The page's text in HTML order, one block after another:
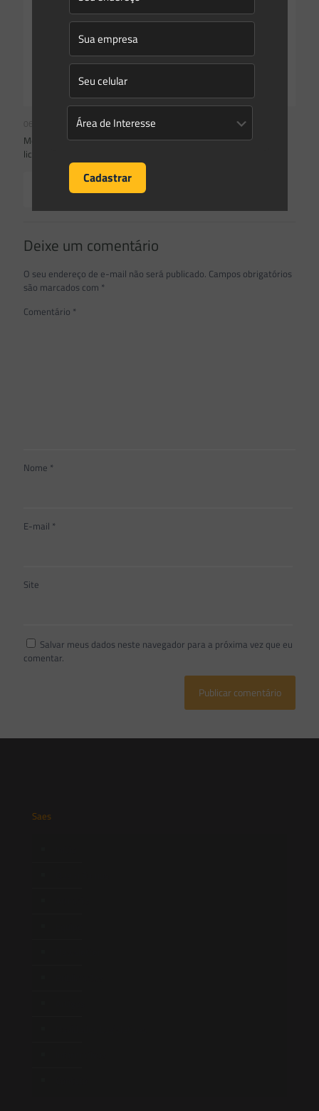
Mesmo com apoio do governo, relator fala em projeto de
licenciamento com ‘zero ideologia’
Read more
Deixe um comentário
O seu endereço de e-mail não será publicado. Campos obrigatórios
são marcados com *
Comentário *
Nome *
E-mail *
Site
Salvar meus dados neste navegador para a próxima vez que eu
comentar.
Saes